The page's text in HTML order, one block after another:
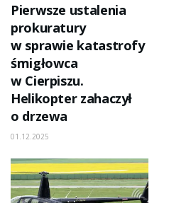
Pierwsze ustalenia
prokuratury
w sprawie katastrofy
śmigłowca
w Cierpiszu.
Helikopter zahaczył
o drzewa
01.12.2025